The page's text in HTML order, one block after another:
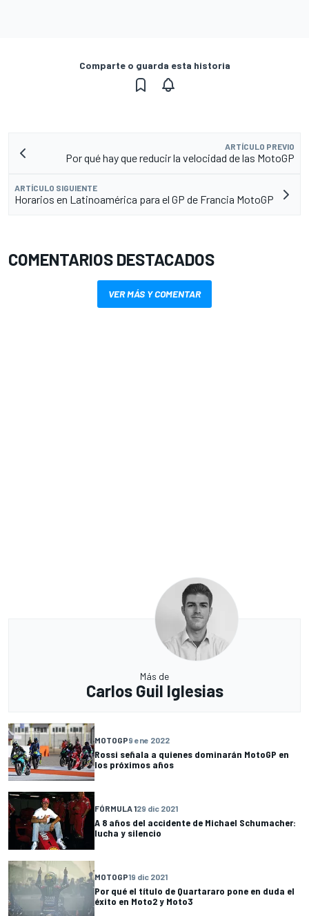
Comparte o guarda esta historia
ARTÍCULO PREVIO
Por qué hay que reducir la velocidad de las MotoGP
ARTÍCULO SIGUIENTE
Horarios en Latinoamérica para el GP de Francia MotoGP
COMENTARIOS DESTACADOS
VER MÁS Y COMENTAR
Más de
Carlos Guil Iglesias
MOTOGP9 ene 2022
Rossi señala a quienes dominarán MotoGP en
los próximos años
FÓRMULA 129 dic 2021
A 8 años del accidente de Michael Schumacher:
lucha y silencio
MOTOGP19 dic 2021
Por qué el título de Quartararo pone en duda el
éxito en Moto2 y Moto3